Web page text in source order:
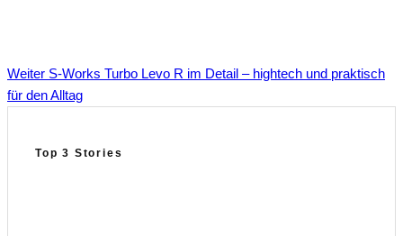
Weiter S-Works Turbo Levo R im Detail – hightech und praktisch
für den Alltag
Top 3 Stories